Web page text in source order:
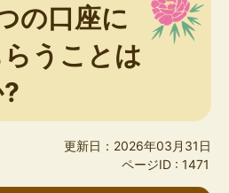
の口座に
うことは
更新日：2026年03月31日
ページID : 1471